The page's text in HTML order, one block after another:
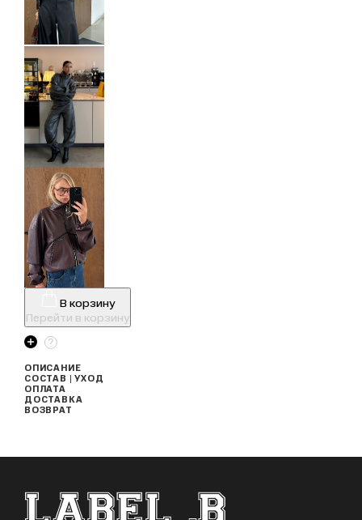
В корзину
Перейти в корзину
ОПИСАНИЕ
СОСТАВ | УХОД
ОПЛАТА
ДОСТАВКА
ВОЗВРАТ
ФУТЕР САЙТА